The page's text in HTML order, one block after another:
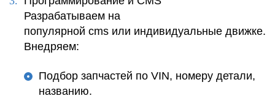
Разрабатываем на
популярной cms или индивидуальные движке.
Внедряем:
Подбор запчастей по VIN, номеру детали,
названию.